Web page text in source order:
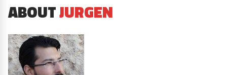
ABOUTJURGEN